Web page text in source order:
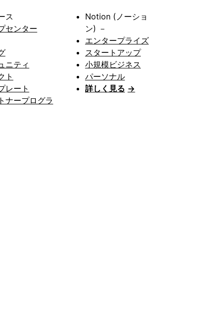
ス
センター
ニティ
ト
レート
ナープログラ
Notion (ノーショ
ン) －
エンタープライズ
スタートアップ
小規模ビジネス
パーソナル
詳しく見る →